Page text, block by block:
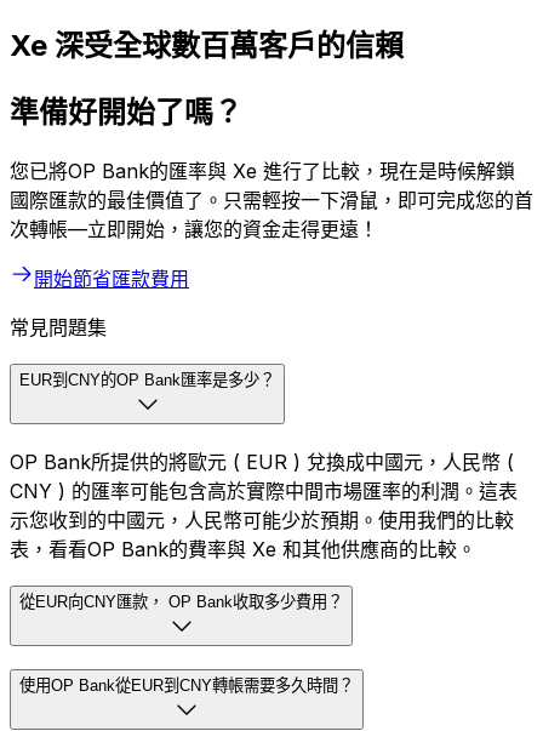
Xe 深受全球數百萬客戶的信賴
準備好開始了嗎？
您已將OP Bank的匯率與 Xe 進行了比較，現在是時候解鎖
國際匯款的最佳價值了。只需輕按一下滑鼠，即可完成您的首
次轉帳—立即開始，讓您的資金走得更遠！
開始節省匯款費用
常見問題集
EUR到CNY的OP Bank匯率是多少？
OP Bank所提供的將歐元 ( EUR ) 兌換成中國元，人民幣 (
CNY ) 的匯率可能包含高於實際中間市場匯率的利潤。這表
示您收到的中國元，人民幣可能少於預期。使用我們的比較
表，看看OP Bank的費率與 Xe 和其他供應商的比較。
從EUR向CNY匯款， OP Bank收取多少費用？
使用OP Bank從EUR到CNY轉帳需要多久時間？